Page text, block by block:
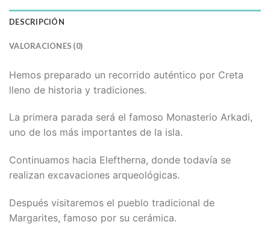
DESCRIPCIÓN
VALORACIONES (0)
Hemos preparado un recorrido auténtico por Creta
lleno de historia y tradiciones.
La primera parada será el famoso Monasterio Arkadi,
uno de los más importantes de la isla.
Continuamos hacia Eleftherna, donde todavía se
realizan excavaciones arqueológicas.
Después visitaremos el pueblo tradicional de
Margarites, famoso por su cerámica.